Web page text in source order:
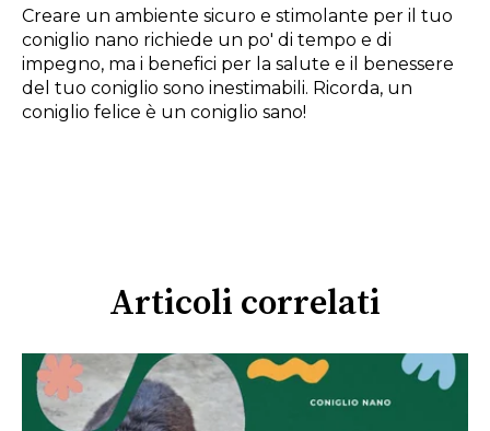
Creare un ambiente sicuro e stimolante per il tuo
coniglio nano richiede un po' di tempo e di
impegno, ma i benefici per la salute e il benessere
del tuo coniglio sono inestimabili. Ricorda, un
coniglio felice è un coniglio sano!
Articoli correlati